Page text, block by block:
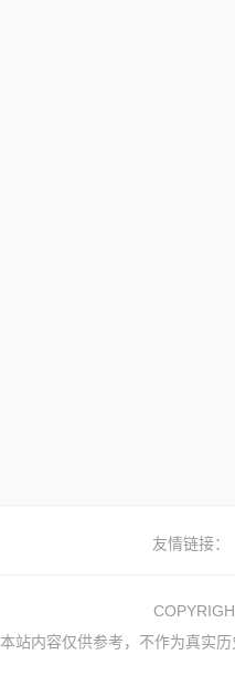
友情链接：
本站内容仅供参考，不作为真实